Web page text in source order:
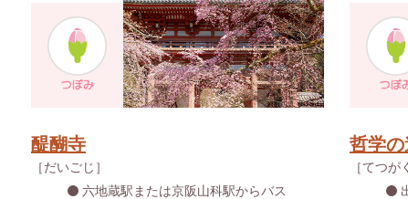
醍醐寺
［だいごじ］
六地蔵駅または京阪山科駅からバス
哲学の
［てつが